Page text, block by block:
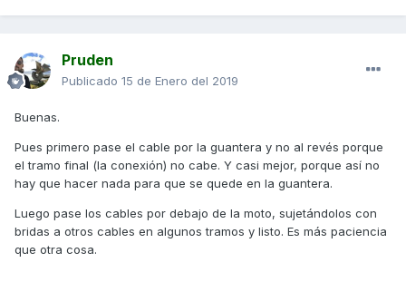
Pruden
Publicado 15 de Enero del 2019
Buenas.
Pues primero pase el cable por la guantera y no al revés porque
el tramo final (la conexión) no cabe. Y casi mejor, porque así no
hay que hacer nada para que se quede en la guantera.
Luego pase los cables por debajo de la moto, sujetándolos con
bridas a otros cables en algunos tramos y listo. Es más paciencia
que otra cosa.